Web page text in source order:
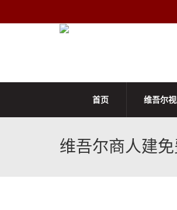
首页 维吾尔
维吾尔商人建